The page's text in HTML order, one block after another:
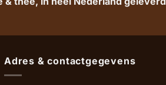
Adres & contactgegevens